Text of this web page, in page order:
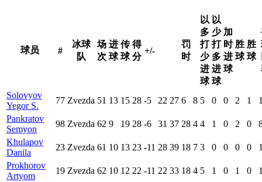
球员 #
冰球
队
场
次
进
球
传
球
得
分
+/-
罚
时
以
多
打
少
进
球
以
少
打
多
进
球
加
时
进
球
胜
球
胜
球
Solovyov
Yegor S.
77 Zvezda 51 13 15 28 -5 22 27 6 8 5 0 0 2 1
Pankratov
Semyon
98 Zvezda 62 9 19 28 -6 31 37 28 4 4 1 0 2 0
Khulapov
Danila
23 Zvezda 61 10 13 23 -11 28 39 18 7 3 0 0 0 0
Prokhorov
Artyom
19 Zvezda 62 10 12 22 -11 22 33 18 4 5 1 0 1 0